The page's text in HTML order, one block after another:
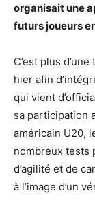
organisait une
futurs joueurs
C’est plus
hier afin
qui vient
sa participation
américain U20,
nombreux tests
d’agilité et de
à l’image d’un